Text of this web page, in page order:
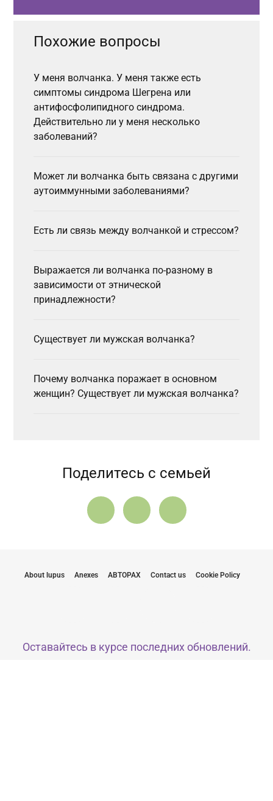
Похожие вопросы
У меня волчанка. У меня также есть
симптомы синдрома Шегрена или
антифосфолипидного синдрома.
Действительно ли у меня несколько
заболеваний?
Может ли волчанка быть связана с другими
аутоиммунными заболеваниями?
Есть ли связь между волчанкой и стрессом?
Выражается ли волчанка по-разному в
зависимости от этнической
принадлежности?
Существует ли мужская волчанка?
Почему волчанка поражает в основном
женщин? Существует ли мужская волчанка?
Поделитесь с семьей
About lupus Anexes АВТОРАХ Contact us Cookie Policy
Оставайтесь в курсе последних обновлений.